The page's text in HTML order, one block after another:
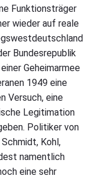
Funktionsträger
wieder auf reale
Bundesrepublik
Geheimarmee
1949 eine
Versuch, eine
Legitimation
Politiker von
Kohl,
namentlich
eine sehr